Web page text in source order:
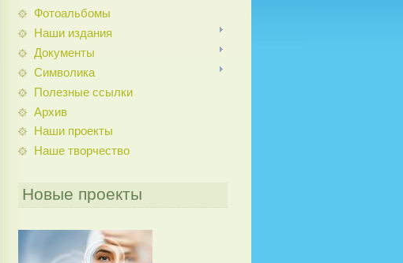
Фотоальбомы
Наши издания
Документы
Символика
Полезные ссылки
Архив
Наши проекты
Наше творчество
Новые проекты